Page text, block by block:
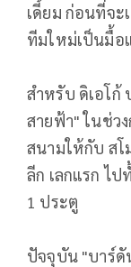
เดี้ยม ก่อนที่จะ
ทีมใหม่เป็นมื้อ
สำหรับ ดิเอโก้
สายฟ้า" ในช่ว
สนามให้กับ สโ
ลีก เลกแรก ไป
1 ประตู
ปัจจุบัน "บาร์ดั